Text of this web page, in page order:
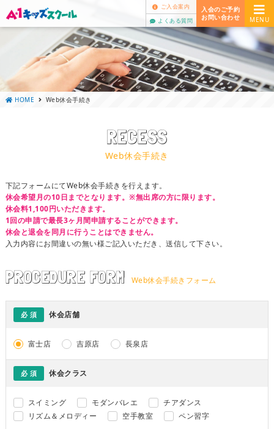
ご入会案内
よくある質問
入会のご予約
お問い合わせ
MENU
HOME Web休会手続き
RECESS
Web休会手続き
下記フォームにてWeb休会手続きを行えます。
休会希望月の10日までとなります。※無出席の方に限ります。
休会料1,100円いただきます。
1回の申請で最長3ヶ月間申請することができます。
休会と退会を同月に行うことはできません。
入力内容にお間違いの無い様ご記入いただき、送信して下さい。
PROCEDURE FORM Web休会手続きフォーム
必 須 休会店舗
富士店 吉原店 長泉店
必 須 休会クラス
スイミング モダンバレエ
チアダンス
リズム＆メロディー
空手教室
ペン習字